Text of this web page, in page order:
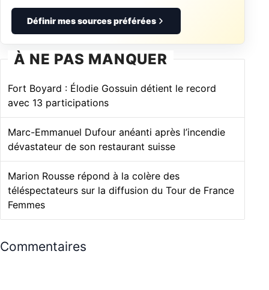
Définir mes sources préférées
À NE PAS MANQUER
Fort Boyard : Élodie Gossuin détient le record
avec 13 participations
Marc-Emmanuel Dufour anéanti après l’incendie
dévastateur de son restaurant suisse
Marion Rousse répond à la colère des
téléspectateurs sur la diffusion du Tour de France
Femmes
Commentaires